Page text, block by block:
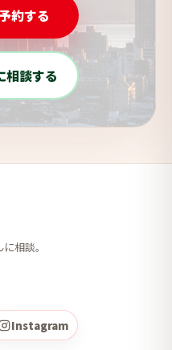
約する
相談する
相談。
Instagram